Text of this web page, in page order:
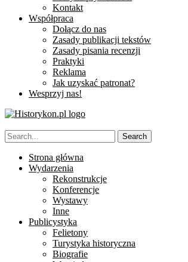
Kontakt
Współpraca
Dołącz do nas
Zasady publikacji tekstów
Zasady pisania recenzji
Praktyki
Reklama
Jak uzyskać patronat?
Wesprzyj nas!
Strona główna
Wydarzenia
Rekonstrukcje
Konferencje
Wystawy
Inne
Publicystyka
Felietony
Turystyka historyczna
Biografie